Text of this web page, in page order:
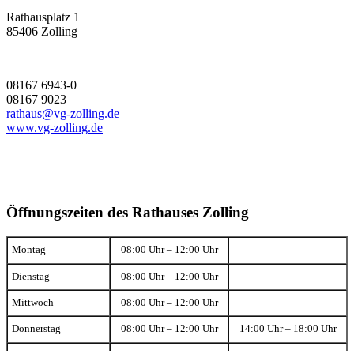
Rathausplatz 1
85406 Zolling
08167 6943-0
08167 9023
rathaus@vg-zolling.de
www.vg-zolling.de
Öffnungszeiten des Rathauses Zolling
Montag 08:00 Uhr – 12:00 Uhr
Dienstag 08:00 Uhr – 12:00 Uhr
Mittwoch 08:00 Uhr – 12:00 Uhr
Donnerstag 08:00 Uhr – 12:00 Uhr 14:00 Uhr – 18:00 Uhr